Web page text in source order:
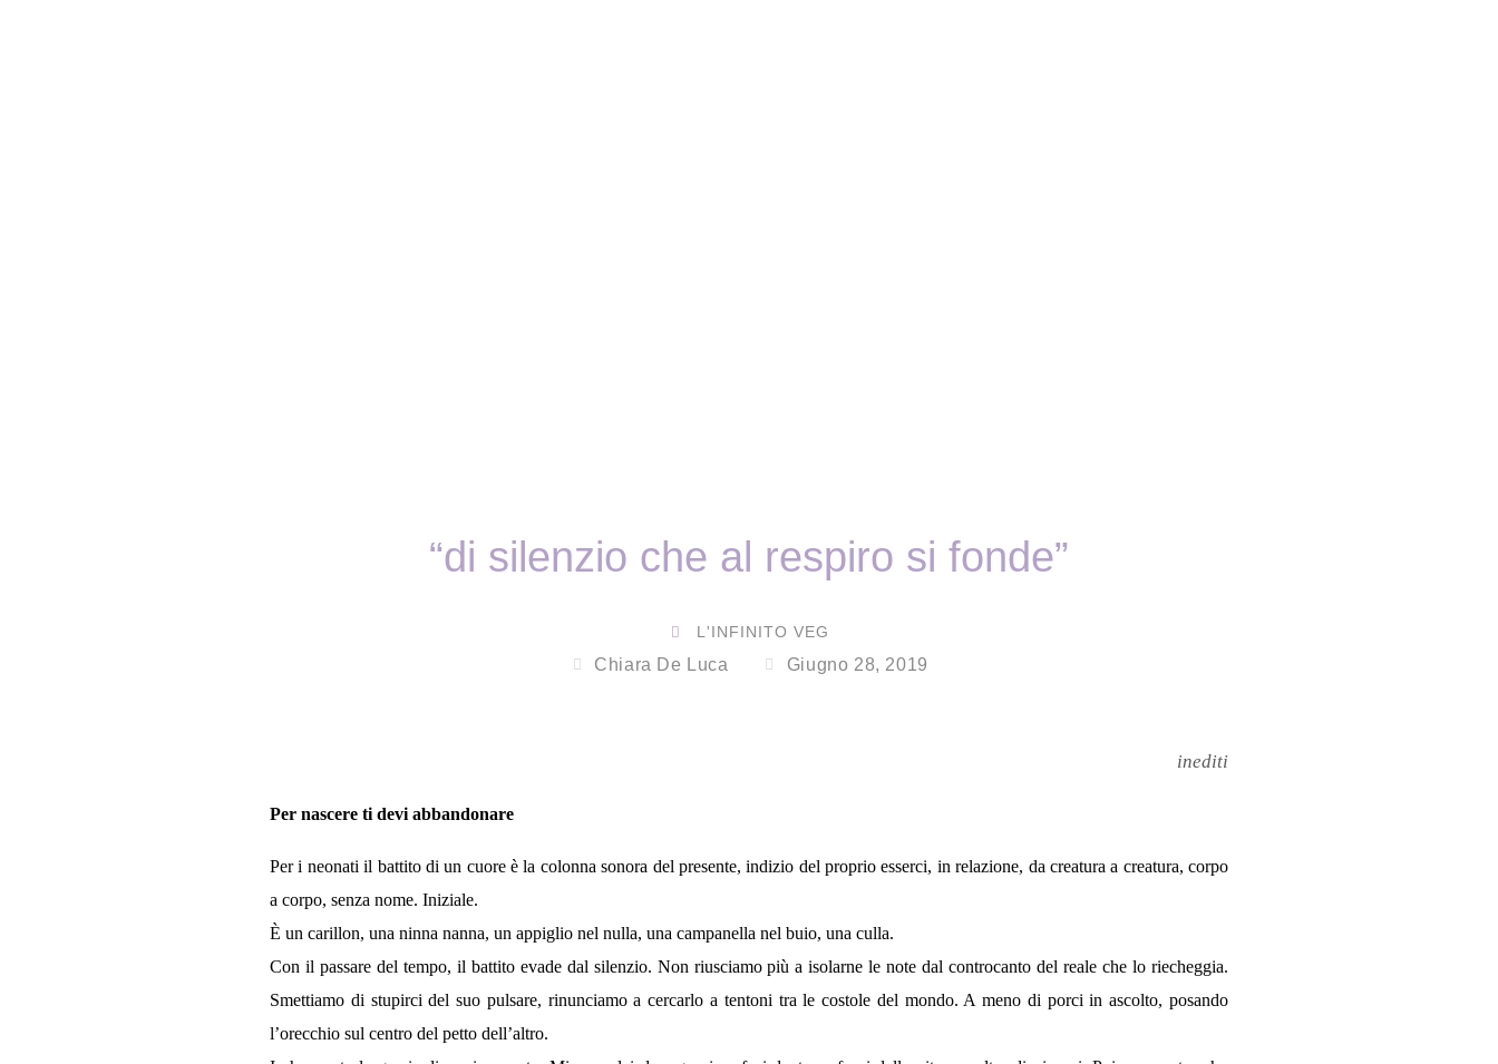
“di silenzio che al respiro si fonde”
L'INFINITO VEG
Chiara De Luca Giugno 28, 2019
inediti
Per nascere ti devi abbandonare
Per i neonati il battito di un cuore è la colonna sonora del presente, indizio del proprio esserci, in relazione, da creatura a creatura, corpo
a corpo, senza nome. Iniziale.
È un carillon, una ninna nanna, un appiglio nel nulla, una campanella nel buio, una culla.
Con il passare del tempo, il battito evade dal silenzio. Non riusciamo più a isolarne le note dal controcanto del reale che lo riecheggia.
Smettiamo di stupirci del suo pulsare, rinunciamo a cercarlo a tentoni tra le costole del mondo. A meno di porci in ascolto, posando
l’orecchio sul centro del petto dell’altro.